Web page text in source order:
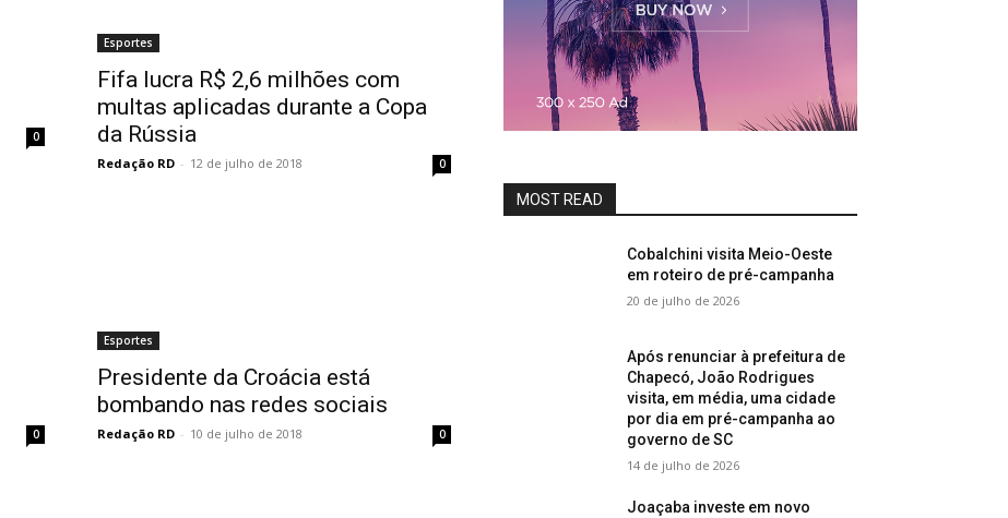
0
Esportes
Fifa lucra R$ 2,6 milhões com
multas aplicadas durante a Copa
da Rússia
Redação RD - 12 de julho de 2018 0
0
Esportes
Presidente da Croácia está
bombando nas redes sociais
Redação RD - 10 de julho de 2018 0
MOST READ
Cobalchini visita Meio-Oeste
em roteiro de pré-campanha
20 de julho de 2026
Após renunciar à prefeitura de
Chapecó, João Rodrigues
visita, em média, uma cidade
por dia em pré-campanha ao
governo de SC
14 de julho de 2026
Joaçaba investe em novo